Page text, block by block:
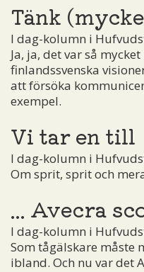
Tänk
I dag-kolumn i
Ja, ja, det var så
finlandssvenska
att försöka
exempel.
Vi tar en till
I dag-kolumn i
Om sprit, sprit och
... Avecra
I dag-kolumn i
Som tågälskare måste
ibland. Och nu var det